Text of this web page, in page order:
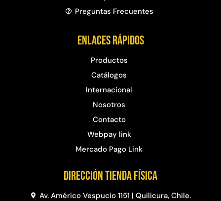
Preguntas Frecuentes​
Enlaces rápidos
Productos
Catálogos
Internacional
Nosotros
Contacto
Webpay link
Mercado Pago Link
Dirección Tienda física
Av. Américo Vespucio 1151 | Quilicura, Chile.